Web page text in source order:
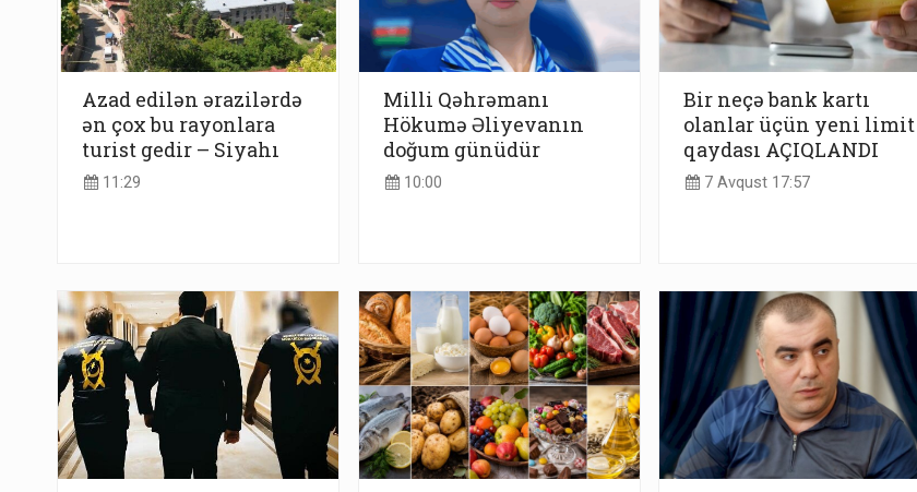
Azad edilən ərazilərdə
ən çox bu rayonlara
turist gedir – Siyahı
11:29
Milli Qəhrəmanı
Hökumə Əliyevanın
doğum günüdür
10:00
Bir neçə bank kartı
olanlar üçün yeni limit
qaydası AÇIQLANDI
7 Avqust 17:57